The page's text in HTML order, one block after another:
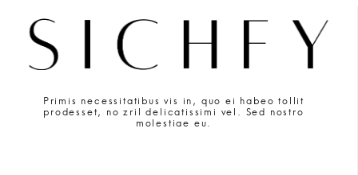
Primis necessitatibus vis in, quo ei habeo tollit
prodesset, no zril delicatissimi vel. Sed nostro
molestiae eu.